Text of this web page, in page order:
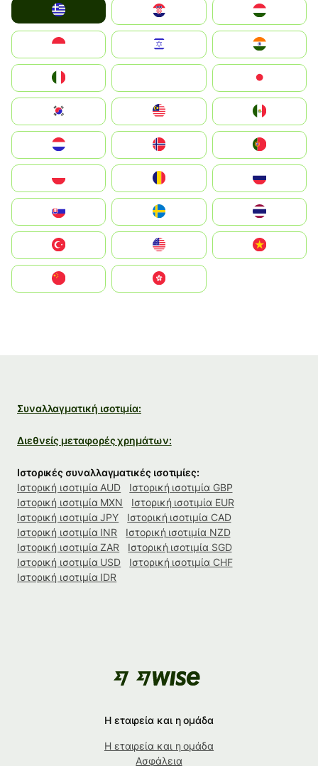
Magyarország
South Korea
United States
中國香港特別行政區
Συναλλαγματική ισοτιμία:
Διεθνείς μεταφορές χρημάτων:
Ιστορικές συναλλαγματικές ισοτιμίες:
Ιστορική ισοτιμία AUD
Ιστορική ισοτιμία GBP
Ιστορική ισοτιμία MXN
Ιστορική ισοτιμία EUR
Ιστορική ισοτιμία JPY
Ιστορική ισοτιμία CAD
Ιστορική ισοτιμία INR
Ιστορική ισοτιμία NZD
Ιστορική ισοτιμία ZAR
Ιστορική ισοτιμία SGD
Ιστορική ισοτιμία USD
Ιστορική ισοτιμία CHF
Ιστορική ισοτιμία IDR
Η εταιρεία και η ομάδα
Η εταιρεία και η ομάδα
Ασφάλεια